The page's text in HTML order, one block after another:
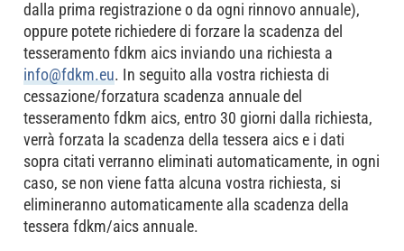
dalla prima registrazione o da ogni rinnovo annuale),
oppure potete richiedere di forzare la scadenza del
tesseramento fdkm aics inviando una richiesta a
info@fdkm.eu. In seguito alla vostra richiesta di
cessazione/forzatura scadenza annuale del
tesseramento fdkm aics, entro 30 giorni dalla richiesta,
verrà forzata la scadenza della tessera aics e i dati
sopra citati verranno eliminati automaticamente, in ogni
caso, se non viene fatta alcuna vostra richiesta, si
elimineranno automaticamente alla scadenza della
tessera fdkm/aics annuale.